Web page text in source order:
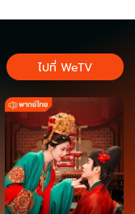
ไปที่ WeTV